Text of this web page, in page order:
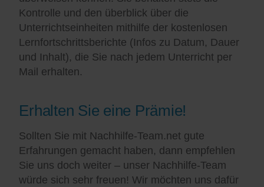
Kontrolle und den überblick über die
Unterrichtseinheiten mithilfe der kostenlosen
Lernfortschrittsberichte (Infos zu Datum, Dauer
und Inhalt), die Sie nach jedem Unterricht per
Mail erhalten.
Erhalten Sie eine Prämie!
Sollten Sie mit Nachhilfe-Team.net gute
Erfahrungen gemacht haben, dann empfehlen
Sie uns doch weiter – unser Nachhilfe-Team
würde sich sehr freuen! Wir möchten uns dafür